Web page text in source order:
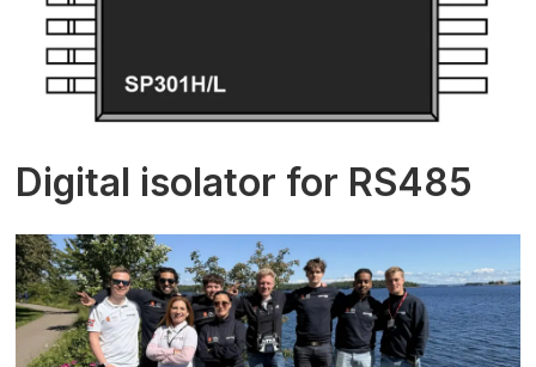
Digital isolator for RS485